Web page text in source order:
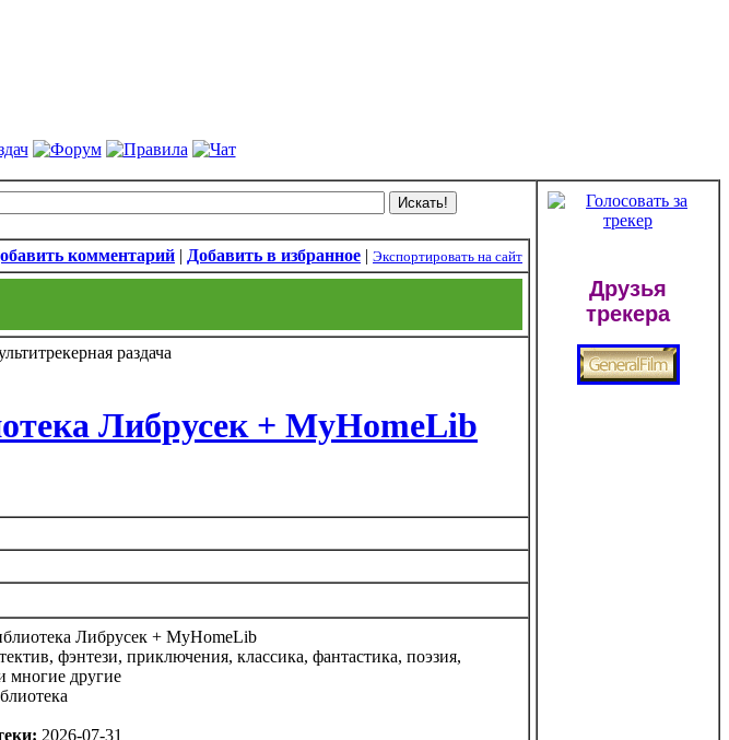
комментарий | Добавить в избранное | Экспортировать на сайт
Либрусек + MyHomeLib
Либрусек + MyHomeLib
фэнтези, приключения, классика, фантастика, поэзия,
многие другие
2026-07-31
Друзья
трекера